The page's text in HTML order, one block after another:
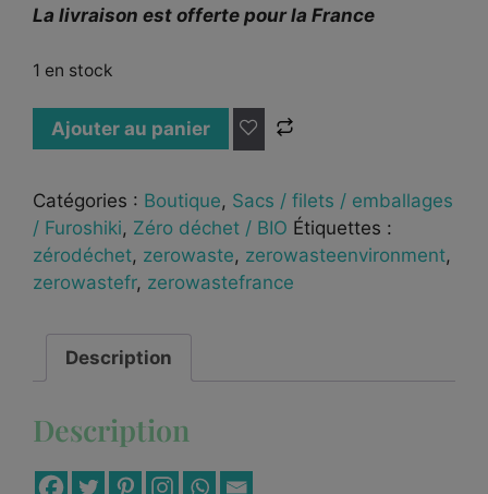
La livraison est offerte pour la France
1 en stock
Ajouter au panier
Catégories : Boutique, Sacs / filets / emballages
/ Furoshiki, Zéro déchet / BIO Étiquettes :
zérodéchet, zerowaste, zerowasteenvironment,
zerowastefr, zerowastefrance
Description
Description